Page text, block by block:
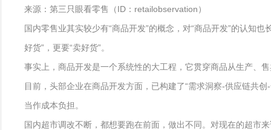
来源：第三只眼看零售（ID：retailobservation）
国内零售业其实较少有“商品开发”的概念，对“商品开发”的认知
好货”，更要“卖好货”。
事实上，商品开发是一个系统性的大工程，它贯穿商品从生产、
目前，头部企业在商品开发方面，已构建了“需求洞察-供应链共
当作成本负担。
国内超市调改不断，都想要跑在前面，做出不同。对现在的超市